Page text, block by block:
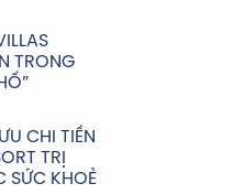
TRONG
CHI TIỀN
TRỊ
SỨC KHOẺ